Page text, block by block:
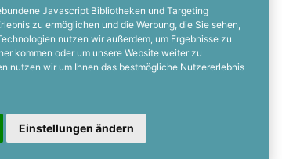
Javascript Bibliotheken und Targeting
zu ermöglichen und die Werbung, die Sie sehen,
nutzen wir außerdem, um Ergebnisse zu
kommen oder um unsere Website weiter zu
nutzen wir um Ihnen das bestmögliche Nutzererlebnis
Einstellungen ändern
FRAGEN?